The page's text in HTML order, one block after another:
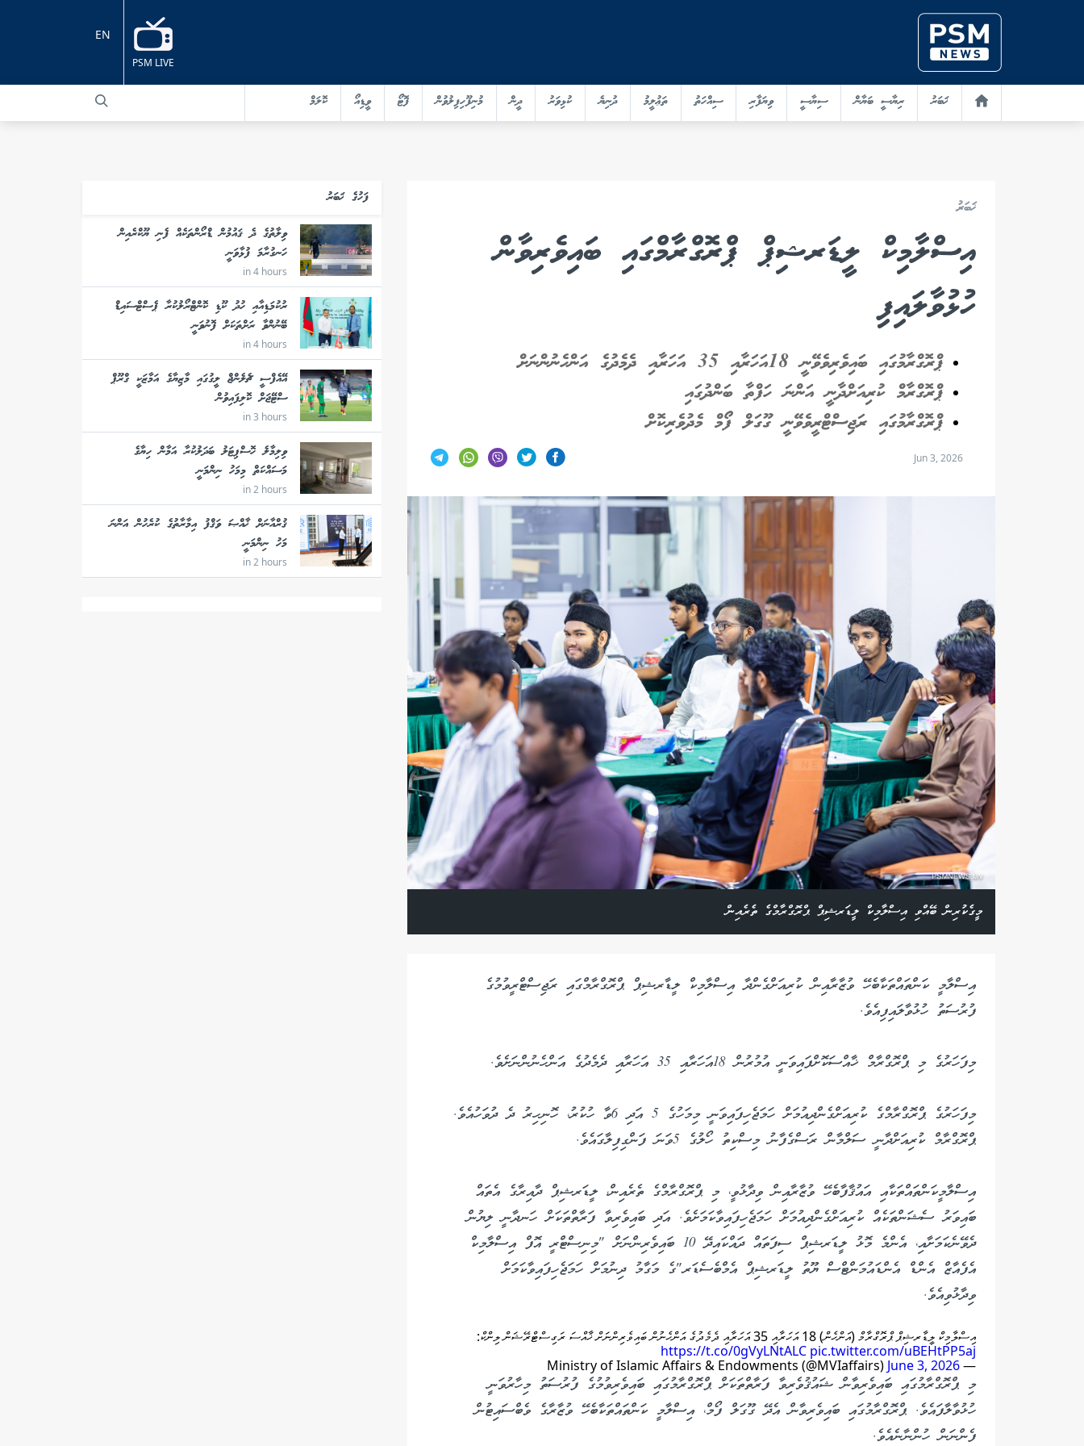
PSM LIVE
EN
ޚަބަރު ރިޔާސީ ބަޔާން ސިޔާސީ ވިޔަފާރި ސިއްހަތު ތަޢުލީމު ދުނިޔެ ކުޅިވަރު ދީން މުނިފޫހިފިލުވުން ފޮޓޯ ވީޑިއޯ ކޮލަމް
ޚަބަރު
އިސްލާމިކް ލީޑަރޝިޕް ޕްރޮގްރާމްގައި ބައިވެރިވާން
ހުޅުވާލައިފި
ޕްރޮގްރާމުގައި ބައިވެރިވެވޭނީ 18އަހަރާއި 35 އަހަރާއި ދެމެދުގެ އަންހެނުންނަށް
ޕްރޮގްރާމް ކުރިއަށްދާނީ އަންނަ ހަފްތާ ބަންދުގައި
ޕްރޮގްރާމުގައި ރަޖިސްޓްރީވެވޭނީ ގޫގަލް ފޯމް މެދުވެރިކޮށް
Jun 3, 2026
މީގެކުރިން ބޭއްވި އިސްލާމިކް ލީޑަރޝިޕް ޕްރޮގްރާމްގެ ތެރެއިން
އިސްލާމީ ކަންތައްތަކާބެހޭ ވުޒާރާއިން ކުރިއަށްގެންދާ އިސްލާމިކް ލީޑާރޝިޕް ޕްރޮގްރާމްގައި ރަޖިސްޓްރީވުމުގެ
ފުރުސަތު ހުޅުވާލައިފިއެވެ.
މިފަހަރުގެ މި ޕްރޮގްރާމް ޚާއްސަކޮށްފައިވަނީ އުމުރުން 18އަހަރާއި 35 އަހަރާއި ދެމެދުގެ އަންހެނުންނަށެވެ.
މިފަހަރުގެ ޕްރޮގްރާމްގެ ކުރިއަށްގެންދިއުމަށް ހަމަޖެހިފައިވަނީ މިމަހުގެ 5 އަދި 6ވާ ހުކުރު، ހޮނިހިރު ދެ ދުވަހުއެވެ.
ޕްރޮގްރާމް ކުރިއަށްދާނީ ސަލްމާން ރަސްގެފާނު މިސްކިތު ހޯލުގެ 5ވަނަ ފަންގިފިލާގައެވެ.
އިސްލާމީކަންތައްތަކާއި އައުޤާފާބެހޭ ވުޒާރާއިން ވިދާޅުވީ، މި ޕްރޮގްރާމްގެ ތެރެއިން، ލީޑަރޝިޕް ދާއިރާގެ އެތައް
ބައިވަރު ސެޝަންތަކެއް ކުރިއަށްގެންދިއުމަށް ހަމަޖެހިފައިވާކަމަށެވެ. އަދި ބައިވެރިވާ ފަރާތްތަކަށް ހަނދާނީ ލިޔުން
ދެވޭނެކަމަށާއި، އެންމެ މޮޅު ލީޑަރޝިޕް ސިފަތައް ދައްކައިދޭ 10 ބައިވެރިންނަށް "މިނިސްޓްރީ އޮފް އިސްލާމިކް
އެފެއާޒް އެންޑް އެންޑައުމަންޓްސް ޔޫތު ލީޑަރޝިޕް އެމްބެސެޑަރ"ގެ މަގާމު ދިނުމަށް ހަމަޖެހިފައިވާކަމަށް
ވިދާޅުވިއެވެ.
އިސްލާމިކް ލީޑާރޝިޕް ޕްރޮގްރާމް (އަންހެން) 18 އަހަރާއި 35 އަހަރާއި ދެމެދުގެ އަންހެނުން ބައިވެރިންނަށް ޚާއްސަ ރަގިސްޓްރޭޝަން ލިންކް:
https://t.co/0gVyLNtALC pic.twitter.com/uBEHtPP5aj
— Ministry of Islamic Affairs & Endowments (@MVIaffairs)
June 3, 2026
މި ޕްރޮގްރާމުގައި ބައިވެރިވާން ޝައުޤުވެރިވާ ފަރާތްތަކަށް ޕްރޮގްރާމުގައި ބައިވެރިވުމުގެ ފުރުސަތު މިހާރުވަނީ
ހުޅުވާލާފައެވެ. ޕްރޮގްރާމުގައި ބައިވެރިވާން އެދޭ ގޫގަލް ފޯމް، އިސްލާމީ ކަންތައްތަކާބެހޭ ވުޒާރާގެ ވެބްސައިޓުން
ފެންނަން ހުންނާނެއެވެ.
ފަހުގެ ޚަބަރު
ވިލާތުގެ ދެ ޤައުމުން ޑްރޯންތަކެއް ފެނި ޔޫކްރެއިން
ހަނގުރާމަ ފުޅާވަނީ
in 4 hours
ރުކުމަޑިއާއި ހުދު ކޫޑި ކޮންޓްރޯލުކުރާ ޕެސްޓްސައިޑް
ބޭނުންވާ ރަށްތަކަށް ފޮނުވަނީ
in 4 hours
އޭއެފްސީ ޗެލެންޖް ލީގުގައި މާޒިޔާގެ އަމާޒަކީ ގްރޫޕް
ސްޓޭޖަށް ކޮލިފައިވުން
in 3 hours
ވިލިމާލެ ހޮސްޕިޓަލު ބަދަލުކުރާ އަމާން ހިޔާގެ
މަސައްކަތް މިމަހު ނިންމަނީ
in 2 hours
ޤުރްއާނަށް ޚާއްޞަ ވަޤްފު އިމާރާތުގެ ކުރެހުން އަންނަ
މަހު ނިންމަނީ
in 2 hours